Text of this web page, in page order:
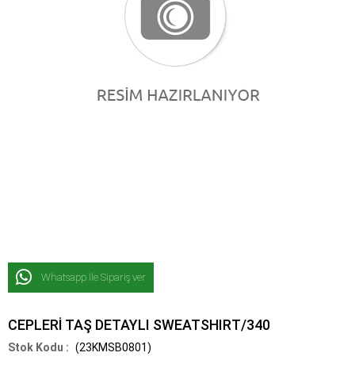
Whatsapp İle Sipariş ver
CEPLERİ TAŞ DETAYLI SWEATSHIRT/340
(23KMSB0801)